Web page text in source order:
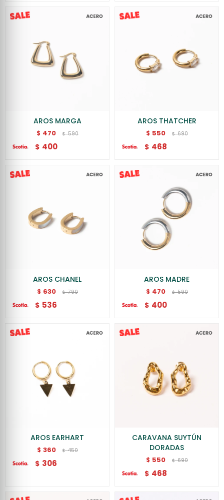
AROS MARGA
$ 470 $ 590
$ 400
AROS THATCHER
$ 550 $ 690
$ 468
AROS CHANEL
$ 630 $ 790
$ 536
AROS MADRE
$ 470 $ 590
$ 400
AROS EARHART
$ 360 $ 450
$ 306
CARAVANA SUYTÚN
DORADAS
$ 550 $ 690
$ 468